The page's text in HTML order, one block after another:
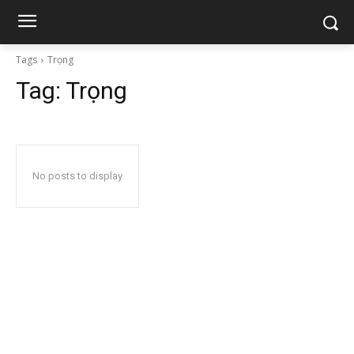
Tags Trọng
Tag: Trọng
No posts to display